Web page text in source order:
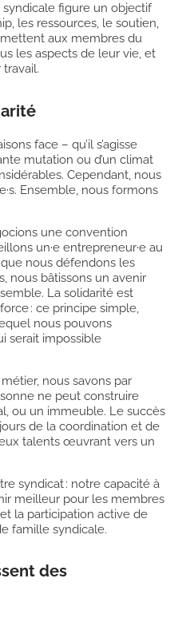
figure un objectif
les ressources, le soutien,
aux membres du
les aspects de leur vie, et
face – qu’il s’agisse
mutation ou d’un climat
Cependant, nous
Ensemble, nous formons
une convention
un·e entrepreneur·e au
nous défendons les
nous bâtissons un avenir
La solidarité est
: ce principe simple,
nous pouvons
serait impossible
métier, nous savons par
ne peut construire
ou un immeuble. Le succès
de la coordination et de
talents œuvrant vers un
syndicat : notre capacité à
meilleur pour les membres
la participation active de
famille syndicale.
des